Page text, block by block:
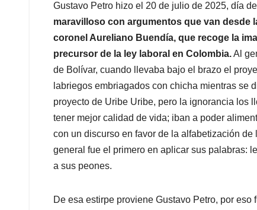
Gustavo Petro hizo el 20 de julio de 2025, día
maravilloso con argumentos que van desde
coronel Aureliano Buendía, que recoge la
precursor de la ley laboral en Colombia.Al
de Bolívar, cuando llevaba bajo el brazo el
labriegos embriagados con chicha mientras se
proyecto de Uribe Uribe, pero la ignorancia los
tener mejor calidad de vida; iban a poder
con un discurso en favor de la alfabetización
general fue el primero en aplicar sus palabras:
a sus peones.
De esa estirpe proviene Gustavo Petro, por